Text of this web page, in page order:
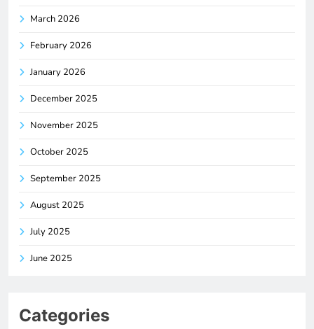
March 2026
February 2026
January 2026
December 2025
November 2025
October 2025
September 2025
August 2025
July 2025
June 2025
Categories